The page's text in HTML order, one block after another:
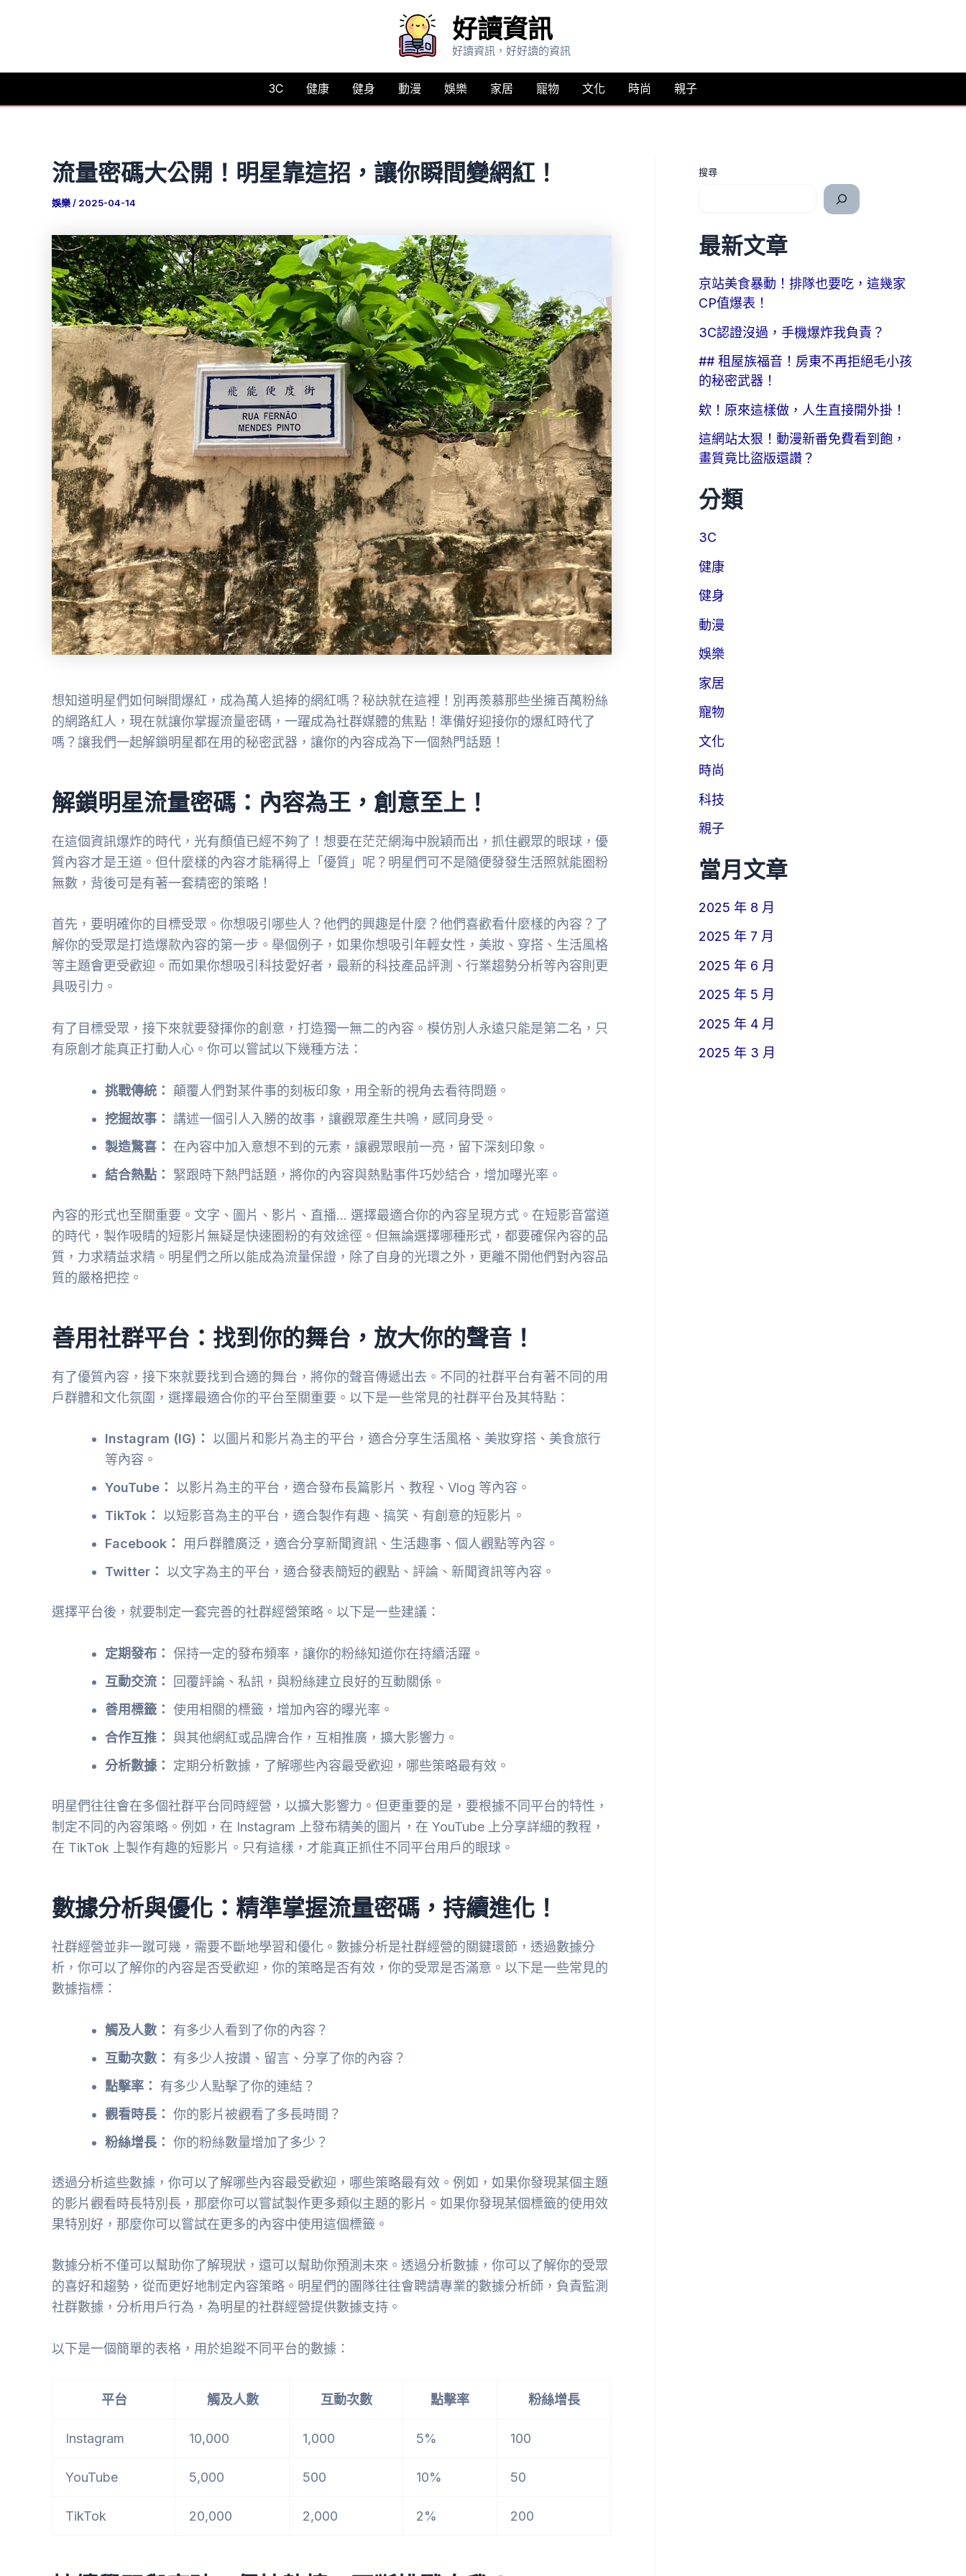
要
好讀資訊
好讀資訊，好好讀的資訊
3C 健康 健身 動漫 娛樂 家居 寵物 文化 時尚 親子
流量密碼大公開！明星靠這招，讓你瞬間變網紅！
娛樂/ 2025-04-14
想知道明星們如何瞬間爆紅，成為萬人追捧的網紅嗎？秘訣就在這裡！別再羨慕那些坐擁百萬粉絲
的網路紅人，現在就讓你掌握流量密碼，一躍成為社群媒體的焦點！準備好迎接你的爆紅時代了
嗎？讓我們一起解鎖明星都在用的秘密武器，讓你的內容成為下一個熱門話題！
解鎖明星流量密碼：內容為王，創意至上！
在這個資訊爆炸的時代，光有顏值已經不夠了！想要在茫茫網海中脫穎而出，抓住觀眾的眼球，優
質內容才是王道。但什麼樣的內容才能稱得上「優質」呢？明星們可不是隨便發發生活照就能圈粉
無數，背後可是有著一套精密的策略！
首先，要明確你的目標受眾。你想吸引哪些人？他們的興趣是什麼？他們喜歡看什麼樣的內容？了
解你的受眾是打造爆款內容的第一步。舉個例子，如果你想吸引年輕女性，美妝、穿搭、生活風格
等主題會更受歡迎。而如果你想吸引科技愛好者，最新的科技產品評測、行業趨勢分析等內容則更
具吸引力。
有了目標受眾，接下來就要發揮你的創意，打造獨一無二的內容。模仿別人永遠只能是第二名，只
有原創才能真正打動人心。你可以嘗試以下幾種方法：
挑戰傳統： 顛覆人們對某件事的刻板印象，用全新的視角去看待問題。
挖掘故事： 講述一個引人入勝的故事，讓觀眾產生共鳴，感同身受。
製造驚喜：
在內容中加入意想不到的元素，讓觀眾眼前一亮，留下深刻印象。
結合熱點：
緊跟時下熱門話題，將你的內容與熱點事件巧妙結合，增加曝光率。
內容的形式也至關重要。文字、圖片、影片、直播… 選擇最適合你的內容呈現方式。在短影音當道
的時代，製作吸睛的短影片無疑是快速圈粉的有效途徑。但無論選擇哪種形式，都要確保內容的品
質，力求精益求精。明星們之所以能成為流量保證，除了自身的光環之外，更離不開他們對內容品
質的嚴格把控。
善用社群平台：找到你的舞台，放大你的聲音！
有了優質內容，接下來就要找到合適的舞台，將你的聲音傳遞出去。不同的社群平台有著不同的用
戶群體和文化氛圍，選擇最適合你的平台至關重要。以下是一些常見的社群平台及其特點：
Instagram (IG)： 以圖片和影片為主的平台，適合分享生活風格、美妝穿搭、美食旅行
等內容。
YouTube： 以影片為主的平台，適合發布長篇影片、教程、Vlog 等內容。
TikTok： 以短影音為主的平台，適合製作有趣、搞笑、有創意的短影片。
Facebook：
用戶群體廣泛，適合分享新聞資訊、生活趣事、個人觀點等內容。
Twitter： 以文字為主的平台，適合發表簡短的觀點、評論、新聞資訊等內容。
選擇平台後，就要制定一套完善的社群經營策略。以下是一些建議：
定期發布： 保持一定的發布頻率，讓你的粉絲知道你在持續活躍。
互動交流：
回覆評論、私訊，與粉絲建立良好的互動關係。
善用標籤： 使用相關的標籤，增加內容的曝光率。
合作互推：
與其他網紅或品牌合作，互相推廣，擴大影響力。
分析數據：
定期分析數據，了解哪些內容最受歡迎，哪些策略最有效。
明星們往往會在多個社群平台同時經營，以擴大影響力。但更重要的是，要根據不同平台的特性，
制定不同的內容策略。例如，在 Instagram 上發布精美的圖片，在 YouTube 上分享詳細的教程，
在 TikTok 上製作有趣的短影片。只有這樣，才能真正抓住不同平台用戶的眼球。
數據分析與優化：精準掌握流量密碼，持續進化！
社群經營並非一蹴可幾，需要不斷地學習和優化。數據分析是社群經營的關鍵環節，透過數據分
析，你可以了解你的內容是否受歡迎，你的策略是否有效，你的受眾是否滿意。以下是一些常見的
數據指標：
觸及人數：
有多少人看到了你的內容？
互動次數：
有多少人按讚、留言、分享了你的內容？
點擊率：
有多少人點擊了你的連結？
觀看時長： 你的影片被觀看了多長時間？
粉絲增長： 你的粉絲數量增加了多少？
透過分析這些數據，你可以了解哪些內容最受歡迎，哪些策略最有效。例如，如果你發現某個主題
的影片觀看時長特別長，那麼你可以嘗試製作更多類似主題的影片。如果你發現某個標籤的使用效
果特別好，那麼你可以嘗試在更多的內容中使用這個標籤。
數據分析不僅可以幫助你了解現狀，還可以幫助你預測未來。透過分析數據，你可以了解你的受眾
的喜好和趨勢，從而更好地制定內容策略。明星們的團隊往往會聘請專業的數據分析師，負責監測
社群數據，分析用戶行為，為明星的社群經營提供數據支持。
以下是一個簡單的表格，用於追蹤不同平台的數據：
平台 觸及人數 互動次數 點擊率 粉絲增長
Instagram 10,000 1,000 5% 100
YouTube 5,000 500 10% 50
TikTok 20,000 2,000 2% 200
搜尋
最新文章
京站美食暴動！排隊也要吃，這幾家
CP值爆表！
3C認證沒過，手機爆炸我負責？
## 租屋族福音！房東不再拒絕毛小孩
的秘密武器！
欸！原來這樣做，人生直接開外掛！
這網站太狠！動漫新番免費看到飽，
畫質竟比盜版還讚？
分類
3C
健康
健身
動漫
娛樂
家居
寵物
文化
時尚
科技
親子
當月文章
2025 年 8 月
2025 年 7 月
2025 年 6 月
2025 年 5 月
2025 年 4 月
2025 年 3 月